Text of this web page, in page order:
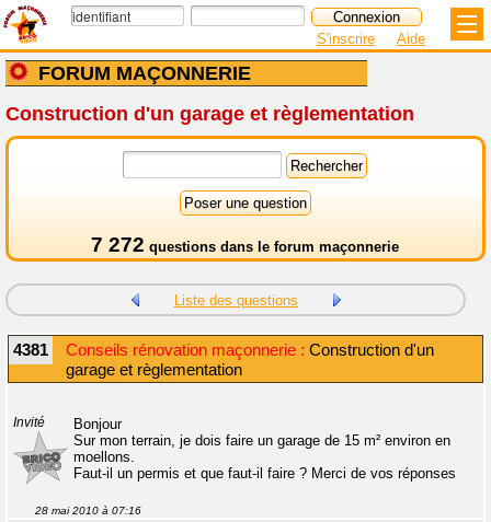
FORUM MAÇONNERIE
S'inscrire Aide
Construction d'un garage et règlementation
7 272 questions dans le forum maçonnerie
Liste des questions
4381 Conseils rénovation maçonnerie : Construction d'un
garage et règlementation
Invité
Bonjour
Sur mon terrain, je dois faire un garage de 15 m² environ en
moellons.
Faut-il un permis et que faut-il faire ? Merci de vos réponses
28 mai 2010 à 07:16